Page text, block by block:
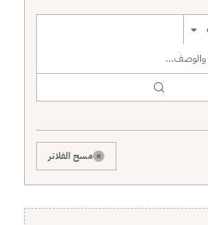
× مسح الفلاتر